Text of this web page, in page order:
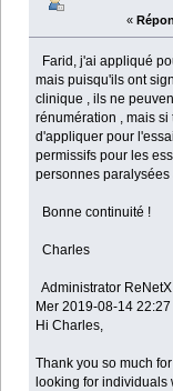
«
Farid, j'ai appliqué
mais puisqu'ils ont
clinique , ils ne
rénumération , mais
d'appliquer pour
permissifs pour les
personnes paralysées
Bonne continuité !
Charles
Administrator
Mer 2019-08-14 22:27
Hi Charles,
Thank you so much
looking for individuals